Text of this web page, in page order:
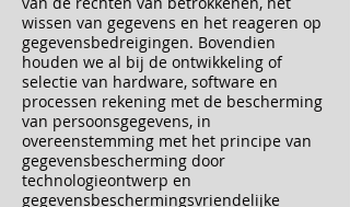
wissen van gegevens en het reageren op
gegevensbedreigingen. Bovendien
houden we al bij de ontwikkeling of
selectie van hardware, software en
processen rekening met de bescherming
van persoonsgegevens, in
overeenstemming met het principe van
gegevensbescherming door
technologieontwerp en
gegevensbeschermingsvriendelijke